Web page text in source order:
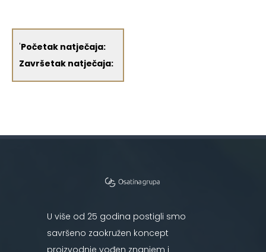
'Početak natječaja:
Završetak natječaja:
U više od 25 godina postigli smo
savršeno zaokružen koncept